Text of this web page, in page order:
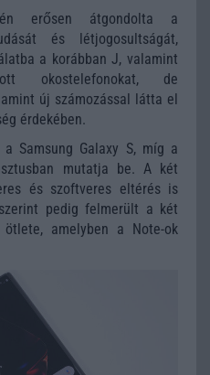
erősen átgondolta a
és létjogosultságát,
a korábban J, valamint
okostelefonokat, de
új számozással látta el
érdekében.
Samsung Galaxy S, míg a
mutatja be. A két
és szoftveres eltérés is
pedig felmerült a két
ötlete, amelyben a Note-ok